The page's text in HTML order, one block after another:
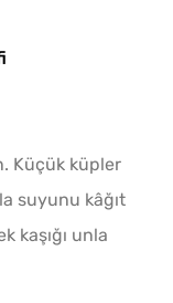
Küçük küpler
suyunu kâğıt
kaşığı unla